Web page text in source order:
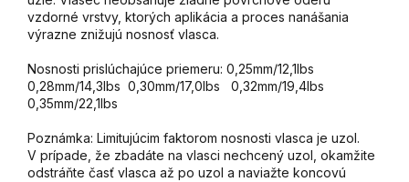
vzdorné vrstvy, ktorých aplikácia a proces nanášania
výrazne znižujú nosnosť vlasca.
Nosnosti prislúchajúce priemeru: 0,25mm/12,1lbs
0,28mm/14,3lbs 0,30mm/17,0lbs 0,32mm/19,4lbs
0,35mm/22,1lbs
Poznámka: Limitujúcim faktorom nosnosti vlasca je uzol.
V prípade, že zbadáte na vlasci nechcený uzol, okamžite
odstráňte časť vlasca až po uzol a naviažte koncovú